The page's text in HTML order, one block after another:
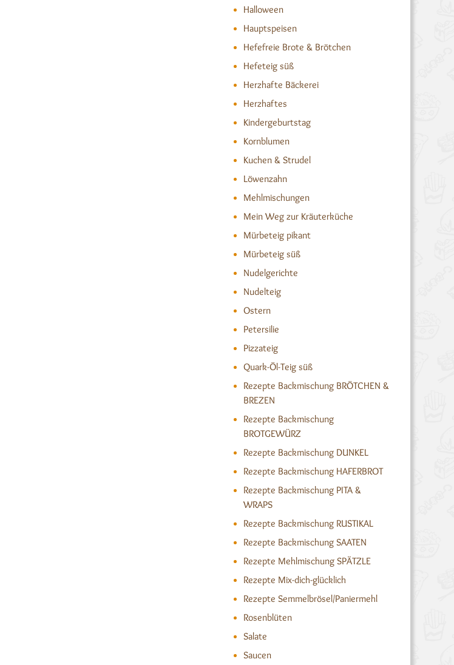
Halloween
Hauptspeisen
Hefefreie Brote & Brötchen
Hefeteig süß
Herzhafte Bäckerei
Herzhaftes
Kindergeburtstag
Kornblumen
Kuchen & Strudel
Löwenzahn
Mehlmischungen
Mein Weg zur Kräuterküche
Mürbeteig pikant
Mürbeteig süß
Nudelgerichte
Nudelteig
Ostern
Petersilie
Pizzateig
Quark-Öl-Teig süß
Rezepte Backmischung BRÖTCHEN &
BREZEN
Rezepte Backmischung
BROTGEWÜRZ
Rezepte Backmischung DUNKEL
Rezepte Backmischung HAFERBROT
Rezepte Backmischung PITA &
WRAPS
Rezepte Backmischung RUSTIKAL
Rezepte Backmischung SAATEN
Rezepte Mehlmischung SPÄTZLE
Rezepte Mix-dich-glücklich
Rezepte Semmelbrösel/Paniermehl
Rosenblüten
Salate
Saucen